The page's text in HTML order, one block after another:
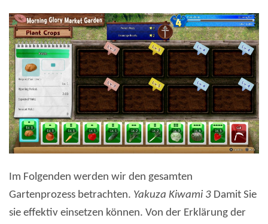
Im Folgenden werden wir den gesamten
Gartenprozess betrachten. Yakuza Kiwami 3 Damit Sie
sie effektiv einsetzen können. Von der Erklärung der